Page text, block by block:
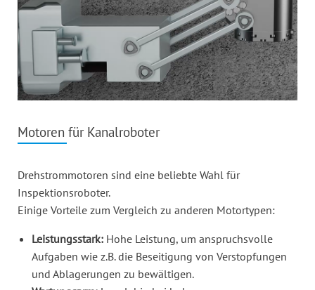
Motoren für Kanalroboter
Drehstrommotoren sind eine beliebte Wahl für
Inspektionsroboter.
Einige Vorteile zum Vergleich zu anderen Motortypen:
Leistungsstark: Hohe Leistung, um anspruchsvolle
Aufgaben wie z.B. die Beseitigung von Verstopfungen
und Ablagerungen zu bewältigen.